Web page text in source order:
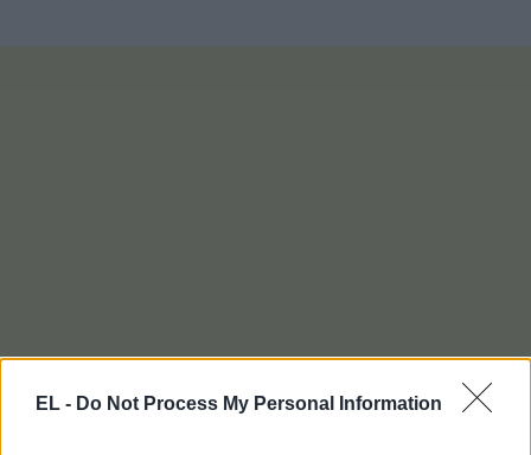
EL - Do Not Process My Personal Information